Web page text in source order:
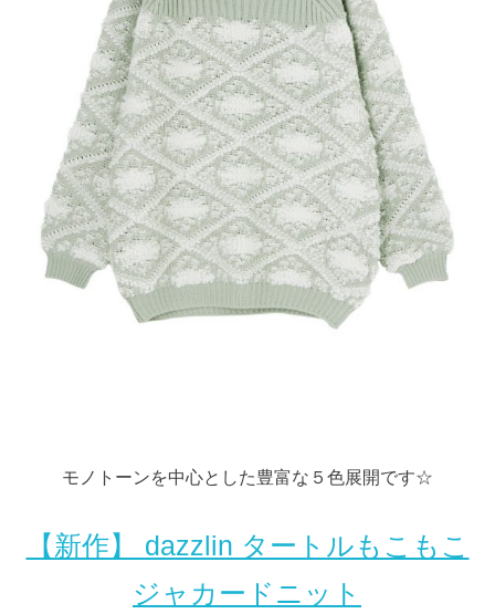
モノトーンを中心とした豊富な５色展開です☆
【新作】 dazzlin タートルもこもこ
ジャカードニット